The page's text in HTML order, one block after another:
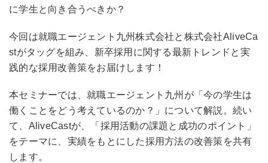
に学生と向き合うべきか？
今回は就職エージェント九州株式会社と株式会社AliveCa
stがタッグを組み、新卒採用に関する最新トレンドと実
践的な採用改善策をお届けします！
本セミナーでは、就職エージェント九州が「今の学生は
働くことをどう考えているのか？」について解説。続い
て、AliveCastが、「採用活動の課題と成功のポイント」
をテーマに、実績をもとにした採用方法の改善策を共有
します。